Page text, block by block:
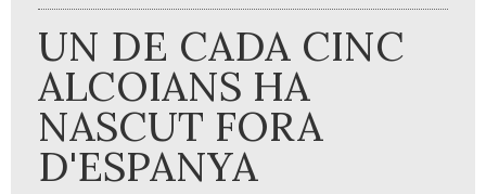
UN DE CADA CINC
ALCOIANS HA
NASCUT FORA
D'ESPANYA